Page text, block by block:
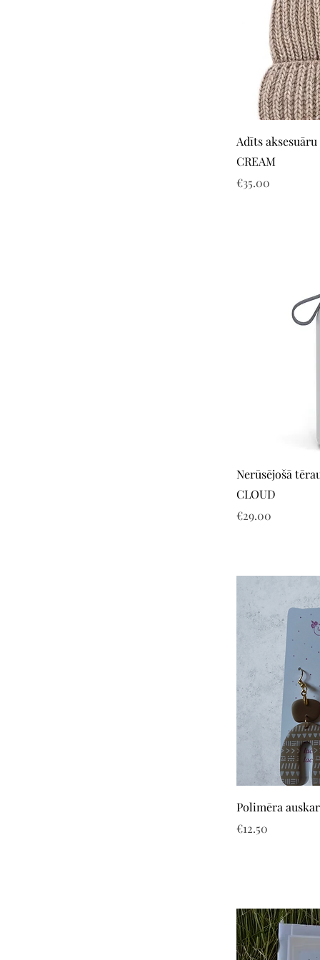
Adīts
CREAM
Price
€35.00
Nerūsējošā
CLOUD
Price
€29.00
Polimēra
Price
€12.50